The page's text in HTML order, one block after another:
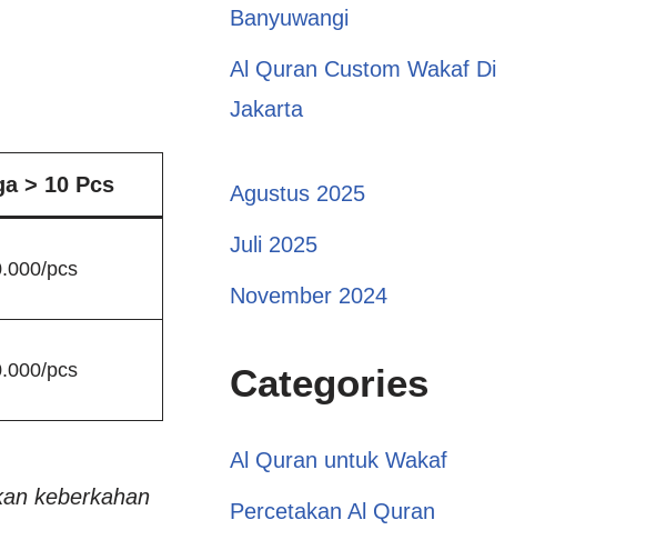
> 10 Pcs
pcs
pcs
keberkahan
Banyuwangi
Al Quran Custom Wakaf Di
Jakarta
Agustus 2025
Juli 2025
November 2024
Categories
Al Quran untuk Wakaf
Percetakan Al Quran